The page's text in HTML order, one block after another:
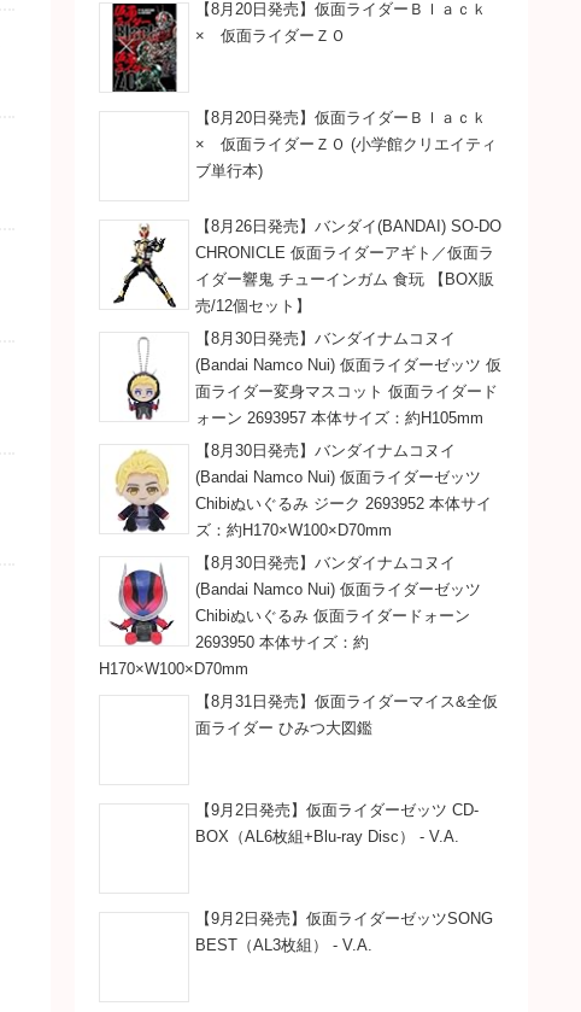
【8月20日発売】仮面ライダーＢｌａｃｋ
× 仮面ライダーＺＯ
【8月20日発売】仮面ライダーＢｌａｃｋ
× 仮面ライダーＺＯ (小学館クリエイティ
ブ単行本)
【8月26日発売】バンダイ(BANDAI) SO-DO
CHRONICLE 仮面ライダーアギト／仮面ラ
イダー響鬼 チューインガム 食玩 【BOX販
売/12個セット】
【8月30日発売】バンダイナムコヌイ
(Bandai Namco Nui) 仮面ライダーゼッツ 仮
面ライダー変身マスコット 仮面ライダード
ォーン 2693957 本体サイズ：約H105mm
【8月30日発売】バンダイナムコヌイ
(Bandai Namco Nui) 仮面ライダーゼッツ
Chibiぬいぐるみ ジーク 2693952 本体サイ
ズ：約H170×W100×D70mm
【8月30日発売】バンダイナムコヌイ
(Bandai Namco Nui) 仮面ライダーゼッツ
Chibiぬいぐるみ 仮面ライダードォーン
2693950 本体サイズ：約
H170×W100×D70mm
【8月31日発売】仮面ライダーマイス&全仮
面ライダー ひみつ大図鑑
【9月2日発売】仮面ライダーゼッツ CD-
BOX（AL6枚組+Blu-ray Disc） - V.A.
【9月2日発売】仮面ライダーゼッツSONG
BEST（AL3枚組） - V.A.